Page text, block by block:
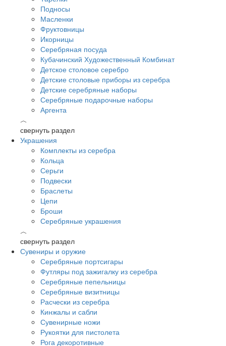
Подносы
Масленки
Фруктовницы
Икорницы
Серебряная посуда
Кубачинский Художественный Комбинат
Детское столовое серебро
Детские столовые приборы из серебра
Детские серебряные наборы
Серебряные подарочные наборы
Аргента
︿
свернуть раздел
Украшения
Комплекты из серебра
Кольца
Серьги
Подвески
Браслеты
Цепи
Броши
Серебряные украшения
︿
свернуть раздел
Сувениры и оружие
Серебряные портсигары
Футляры под зажигалку из серебра
Серебряные пепельницы
Серебряные визитницы
Расчески из серебра
Кинжалы и сабли
Сувенирные ножи
Рукоятки для пистолета
Рога декоротивные